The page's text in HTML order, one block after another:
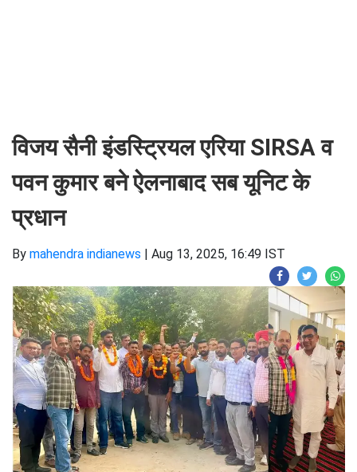
विजय सैनी इंडस्ट्रियल एरिया SIRSA व
पवन कुमार बने ऐलनाबाद सब यूनिट के
प्रधान
By mahendra indianews | Aug 13, 2025, 16:49 IST